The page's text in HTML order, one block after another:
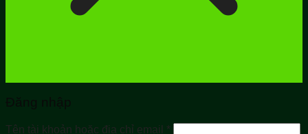
Đăng nhập
Tên tài khoản hoặc địa chỉ email *